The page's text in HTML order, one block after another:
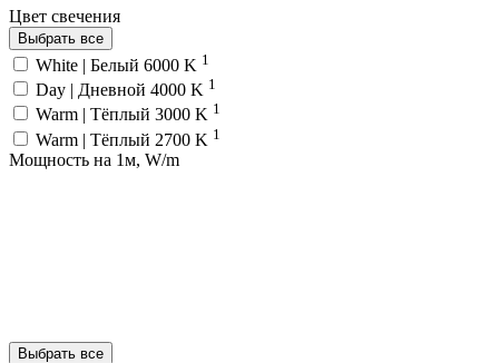
Цвет свечения
Выбрать все
White | Белый 6000 K 1
Day | Дневной 4000 K 1
Warm | Тёплый 3000 K 1
Warm | Тёплый 2700 K 1
Мощность на 1м, W/m
Выбрать все